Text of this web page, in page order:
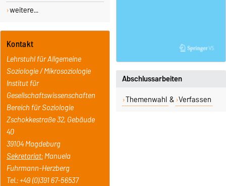
weitere...
Kontakt
Lehrstuhl für Allgemeine
Soziologie / Mikrosoziologie
Institut für
Gesellschaftswissenschaften
Bereich für Soziologie
Zschokkestraße 32, Gebäude
40
39104 Magdeburg
Sekretariat:Manuela
Fuhrmann-Herzberg
Tel.: +49 (0)391 67-56537
Abschlussarbeiten
Themenwahl & Verfassen